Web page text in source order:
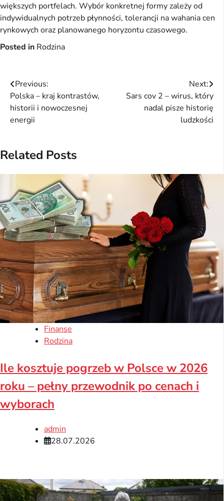
większych portfelach. Wybór konkretnej formy zależy od
indywidualnych potrzeb płynności, tolerancji na wahania cen
rynkowych oraz planowanego horyzontu czasowego.
Posted in Rodzina
Nawigacja
wpisu
Previous:
Polska – kraj kontrastów,
historii i nowoczesnej
energii
Next:
Sars cov 2 – wirus, który
nadal pisze historię
ludzkości
Related Posts
Finanse
Rodzina
Ile kosztuje pogrzeb w Polsce w 2026
roku – pełny przewodnik po cenach i
wyborach
admin
28.07.2026